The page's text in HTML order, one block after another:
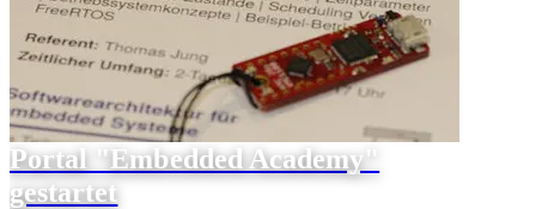
Portal "Embedded Academy"
gestartet